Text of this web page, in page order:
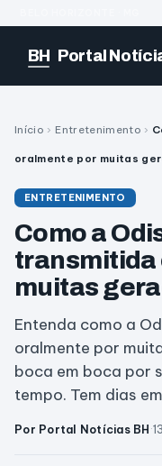
BH Portal
Início › Entretenimento ›
oralmente por muitas
ENTRETENIMENTO
Como a
transmitida
muitas
Entenda como a
oralmente por
boca em boca por
tempo. Tem dias
Por Portal Notícias BH·